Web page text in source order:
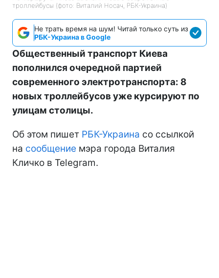
троллейбусы (фото: Виталий Носач, РБК-Украина)
Не трать время на шум! Читай только суть из
РБК-Украина в Google
Общественный транспорт Киева
пополнился очередной партией
современного электротранспорта: 8
новых троллейбусов уже курсируют по
улицам столицы.
Об этом пишет РБК-Украина со ссылкой
на сообщение мэра города Виталия
Кличко в Telegram.